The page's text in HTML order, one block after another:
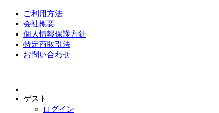
ご利用方法
会社概要
個人情報保護方針
特定商取引法
お問い合わせ
ゲスト
ログイン